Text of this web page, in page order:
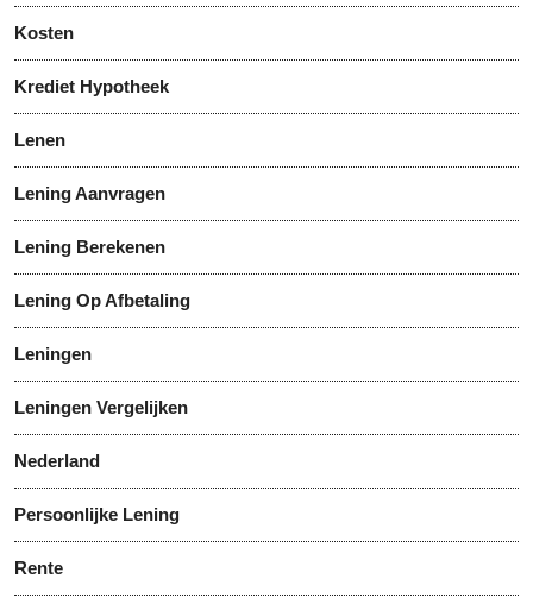
Kosten
Krediet Hypotheek
Lenen
Lening Aanvragen
Lening Berekenen
Lening Op Afbetaling
Leningen
Leningen Vergelijken
Nederland
Persoonlijke Lening
Rente